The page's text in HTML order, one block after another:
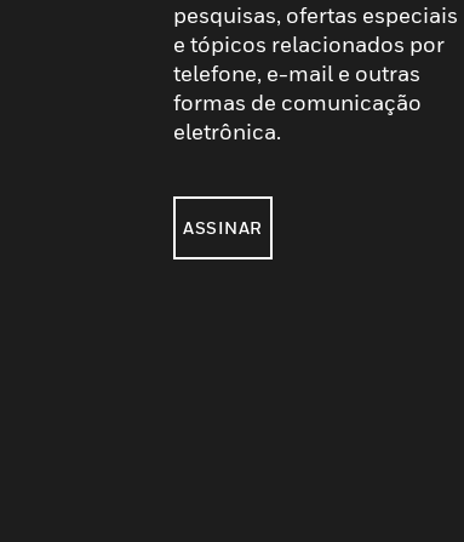
pesquisas, ofertas especiais
e tópicos relacionados por
telefone, e-mail e outras
formas de comunicação
eletrônica.
ASSINAR